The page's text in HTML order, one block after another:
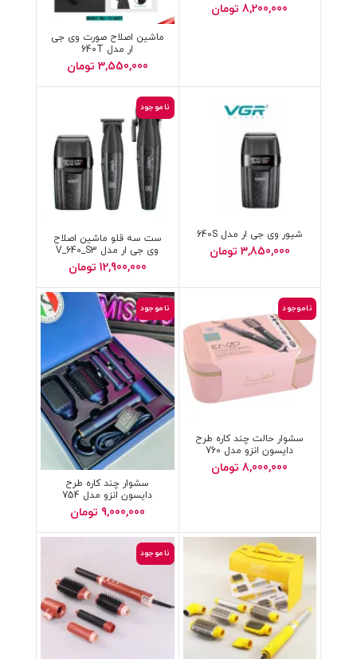
8,200,000 تومان
ماشین اصلاح صورت وی جی
ار مدل 640T
3,550,000 تومان
شیور وی جی ار مدل 640S
3,850,000 تومان
ناموجود
ست سه قلو ماشین اصلاح
وی جی ار مدل V_640_S3
12,900,000 تومان
ناموجود
سشوار حالت چند کاره طرح
دایسون انزو مدل 760
8,000,000 تومان
ناموجود
سشوار چند کاره طرح
دایسون انزو مدل 754
9,000,000 تومان
ناموجود